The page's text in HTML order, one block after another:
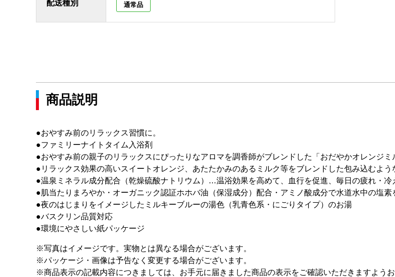
配送種別 通常品
商品説明
●おやすみ前のリラックス習慣に。
●ファミリーナイトタイム入浴剤
●おやすみ前の親子のリラックスにぴったりなアロマを調香師がブレンドした「おだやかオレンジミ
●リラックス効果の高いスイートオレンジ、あたたかみのあるミルク等をブレンドした包み込むよう
●温泉ミネラル成分配合（乾燥硫酸ナトリウム）…温浴効果を高めて、血行を促進、毎日の疲れ・冷
●肌当たりまろやか・オーガニック認証ホホバ油（保湿成分）配合・アミノ酸成分で水道水中の塩
●夜のはじまりをイメージしたミルキーブルーの湯色（乳青色系・にごりタイプ）のお湯
●バスクリン品質対応
●環境にやさしい紙パッケージ
※写真はイメージです。実物とは異なる場合がございます。
※パッケージ・画像は予告なく変更する場合がございます。
※商品表示の記載内容につきましては、お手元に届きました商品の表示をご確認いただきますようお